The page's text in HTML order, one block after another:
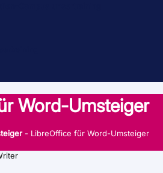
Word-Umsteiger
- LibreOffice für Word-Umsteiger